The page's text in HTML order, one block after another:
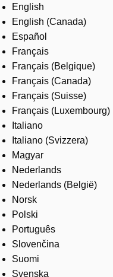
Careers
English
English (Canada)
Español
Français
Français (Belgique)
Français (Canada)
Français (Suisse)
Français (Luxembourg)
Italiano
Italiano (Svizzera)
Magyar
Nederlands
Nederlands (België)
Norsk
Polski
Português
Slovenčina
Suomi
Svenska